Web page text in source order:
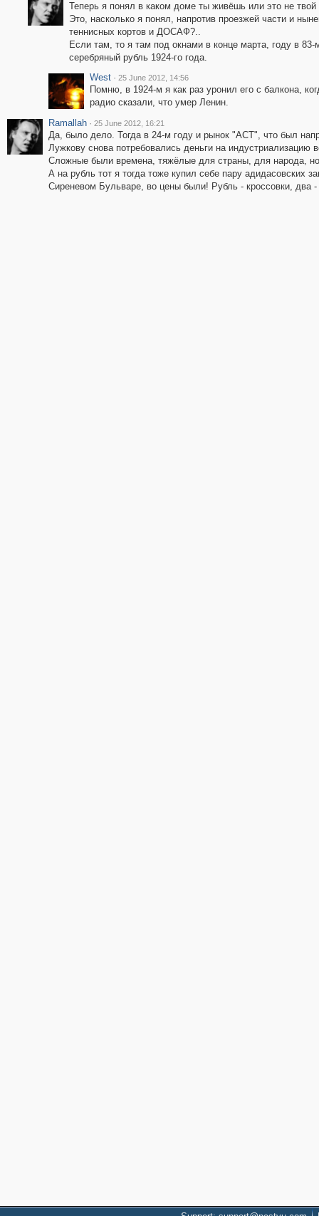
Теперь я понял в каком доме ты живёшь или это не
Это, насколько я понял, напротив проезжей части и
теннисных кортов и ДОСАФ?..
Если там, то я там под окнами в конце марта, году в
серебряный рубль 1924-го года.
West · 25 June 2012, 14:56
Помню, в 1924-м я как раз уронил его с балкона,
радио сказали, что умер Ленин.
Ramallah · 25 June 2012, 16:21
Да, было дело. Тогда в 24-м году и рынок "АСТ", что был
Лужкову снова потребовались деньги на индустриализацию
Сложные были времена, тяжёлые для страны, для народа,
А на рубль тот я тогда тоже купил себе пару адидасовских
Сиреневом Бульваре, во цены были! Рубль - кроссовки, два